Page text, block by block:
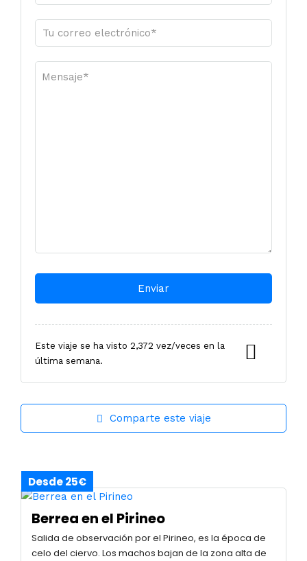
Este viaje se ha visto 2,372 vez/veces en la
última semana.
Comparte este viaje
Desde 25€
Berrea en el Pirineo
Salida de observación por el Pirineo, es la época de
celo del ciervo. Los machos bajan de la zona alta de